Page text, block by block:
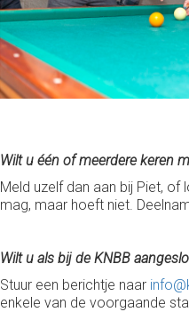
Wilt u één of meerdere keren
Meld uzelf dan aan bij Piet,
mag, maar hoeft niet.
Wilt u als bij de KNBB
Stuur een berichtje naar
enkele van de voorgaande